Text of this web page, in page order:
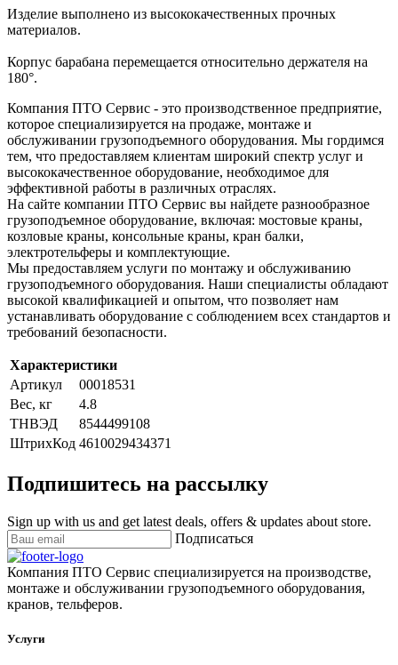
Изделие выполнено из высококачественных прочных
материалов.
Корпус барабана перемещается относительно держателя на
180°.
Компания ПТО Сервис - это производственное предприятие,
которое специализируется на продаже, монтаже и
обслуживании грузоподъемного оборудования. Мы гордимся
тем, что предоставляем клиентам широкий спектр услуг и
высококачественное оборудование, необходимое для
эффективной работы в различных отраслях.
На сайте компании ПТО Сервис вы найдете разнообразное
грузоподъемное оборудование, включая: мостовые краны,
козловые краны, консольные краны, кран балки,
электротельферы и комплектующие.
Мы предоставляем услуги по монтажу и обслуживанию
грузоподъемного оборудования. Наши специалисты обладают
высокой квалификацией и опытом, что позволяет нам
устанавливать оборудование с соблюдением всех стандартов и
требований безопасности.
Характеристики
Артикул
00018531
Вес, кг
4.8
ТНВЭД
8544499108
ШтрихКод 4610029434371
Подпишитесь на рассылку
Sign up with us and get latest deals, offers & updates about store.
Подписаться
Компания ПТО Сервис специализируется на производстве,
монтаже и обслуживании грузоподъемного оборудования,
кранов, тельферов.
Услуги